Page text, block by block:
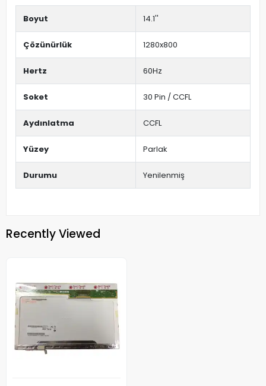
Boyut 14.1''
Çözünürlük 1280x800
Hertz 60Hz
Soket 30 Pin / CCFL
Aydınlatma CCFL
Yüzey Parlak
Durumu Yenilenmiş
Recently Viewed